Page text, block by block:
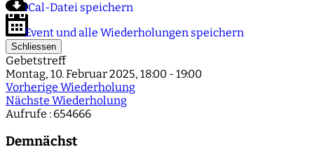
iCal-Datei speichern
Event und alle Wiederholungen speichern
Schliessen
Gebetstreff
Montag, 10. Februar 2025, 18:00 - 19:00
Vorherige Wiederholung
Nächste Wiederholung
Aufrufe : 654666
Demnächst